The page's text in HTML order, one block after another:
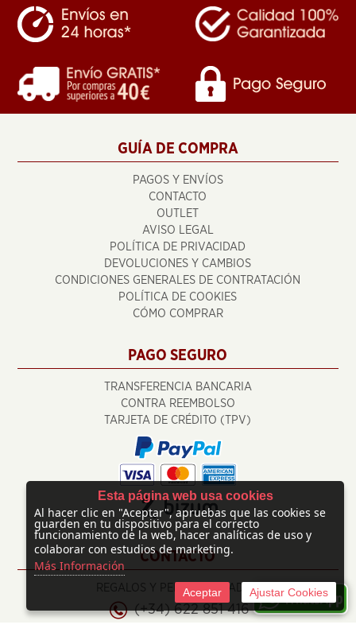
GUÍA DE COMPRA
PAGOS Y ENVÍOS
CONTACTO
OUTLET
AVISO LEGAL
POLÍTICA DE PRIVACIDAD
DEVOLUCIONES Y CAMBIOS
CONDICIONES GENERALES DE CONTRATACIÓN
POLÍTICA DE COOKIES
CÓMO COMPRAR
PAGO SEGURO
TRANSFERENCIA BANCARIA
CONTRA REEMBOLSO
TARJETA DE CRÉDITO (TPV)
CONTACTO
REGALOS Y PERSONALIZADOS
(+34) 622 851 416
Esta página web usa cookies
Al hacer clic en "Aceptar", apruebas que las cookies se
guarden en tu dispositivo para el correcto
funcionamiento de la web, hacer analíticas de uso y
colaborar con estudios de marketing.
Más Información
Aceptar Ajustar Cookies